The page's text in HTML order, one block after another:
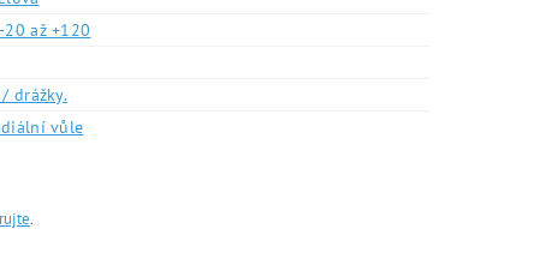
až +120
drážky.
vůle
.